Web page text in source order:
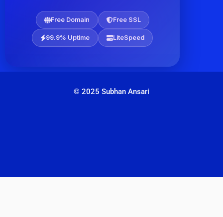
Free Domain Free SSL
99.9% Uptime LiteSpeed
© 2025 Subhan Ansari